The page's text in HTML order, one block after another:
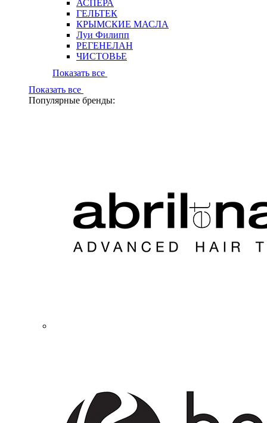
АСПЕРА
ГЕЛЬТЕК
КРЫМСКИЕ МАСЛА
Луи Филипп
РЕГЕНЕЛАН
ЧИСТОВЬЕ
Показать все
Показать все
Популярные бренды: